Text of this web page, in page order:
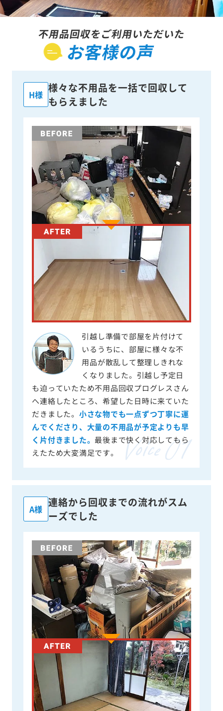
不用品回収をご利用いただいた
お客様の声
H様
様々な不用品を一括で回収して
もらえました
引越し準備で部屋を片付けて
いるうちに、部屋に様々な不
用品が散乱して整理しきれな
くなりました。引越し予定日
も迫っていたため不用品回収プログレスさん
へ連絡したところ、希望した日時に来ていた
だきました。 小さな物でも一点ずつ丁寧に運
んでくださり、大量の不用品が予定よりも早
く片付きました。 最後まで快く対応してもら
えたため大変満足です。
A様
連絡から回収までの流れがスム
ーズでした